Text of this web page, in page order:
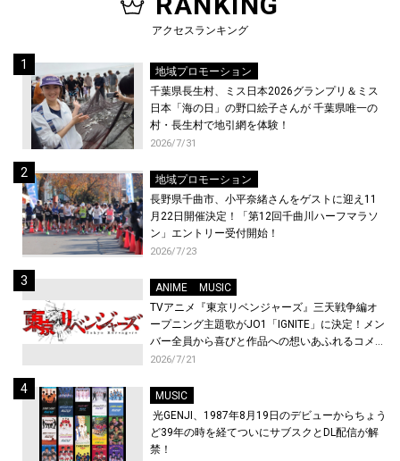
アクセスランキング
地域プロモーション
千葉県長生村、ミス日本2026グランプリ＆ミス
日本「海の日」の野口絵子さんが 千葉県唯一の
村・長生村で地引網を体験！
2026/7/31
地域プロモーション
長野県千曲市、小平奈緒さんをゲストに迎え11
月22日開催決定！「第12回千曲川ハーフマラソ
ン」エントリー受付開始！
2026/7/23
ANIME
MUSIC
TVアニメ『東京リベンジャーズ』三天戦争編オ
ープニング主題歌がJO1「IGNITE」に決定！メン
バー全員から喜びと作品への想いあふれるコメン
トが到着！9月に東京・大阪で先行上映会を開
2026/7/21
MUSIC
光GENJI、1987年8月19日のデビューからちょう
ど39年の時を経てついにサブスクとDL配信が解
禁！